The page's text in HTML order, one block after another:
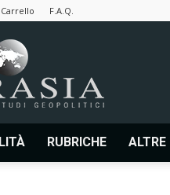
Carrello F.A.Q.
RUBRICHE ALTRE